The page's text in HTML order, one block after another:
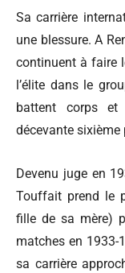
Sa carrière
une blessure. A
continuent à faire
l’élite dans le
battent corps
décevante sixième
Devenu juge en
Touffait prend le
fille de sa mère)
matches en
sa carrière